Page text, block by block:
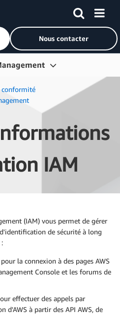
Nous contacter
conformité
IAM
(IAM) vous permet de gérer
de sécurité à long
la connexion à des pages AWS
Console et les forums de
effectuer des appels par
d'AWS à partir des API AWS, de